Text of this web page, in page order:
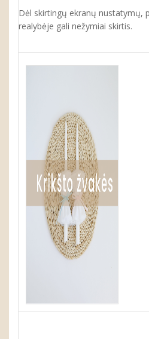
Dėl skirtingų ekranų nustatymų,
realybėje gali nežymiai skirtis.